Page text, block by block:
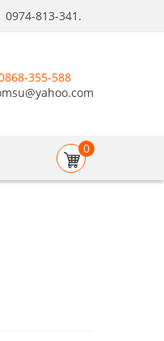
0974-813-341.
355-588
0